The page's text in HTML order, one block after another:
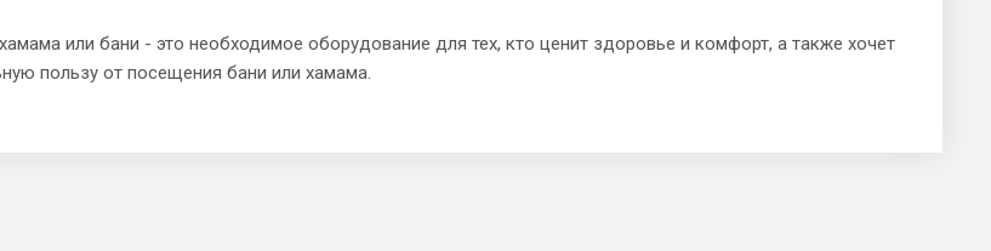
или бани - это необходимое оборудование для тех, кто ценит здоровье и комфорт, а также хочет
пользу от посещения бани или хамама.